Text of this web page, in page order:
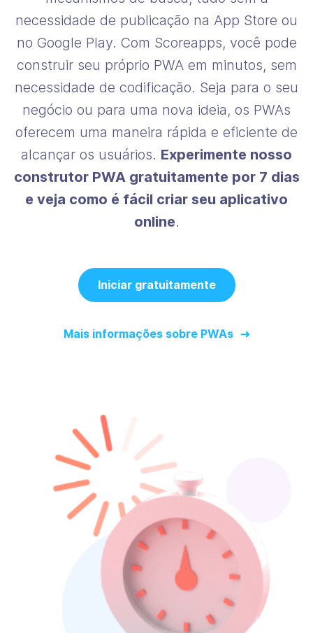
necessidade de publicação na App Store ou
no Google Play. Com Scoreapps, você pode
construir seu próprio PWA em minutos, sem
necessidade de codificação. Seja para o seu
negócio ou para uma nova ideia, os PWAs
oferecem uma maneira rápida e eficiente de
alcançar os usuários. Experimente nosso
construtor PWA gratuitamente por 7 dias
e veja como é fácil criar seu aplicativo
online.
Iniciar gratuitamente
Mais informações sobre PWAs